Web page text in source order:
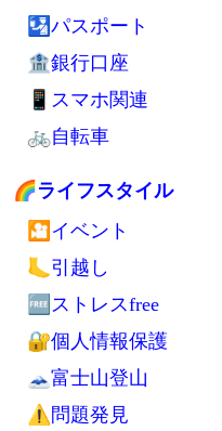
🏢UR賃貸住宅
🧘ミニマリスト
💼持ち物
👕衣類
👛財布
💤寝袋
🔌家電
🔋電池
🔦ライト
🖊日用品
🎒バッグ